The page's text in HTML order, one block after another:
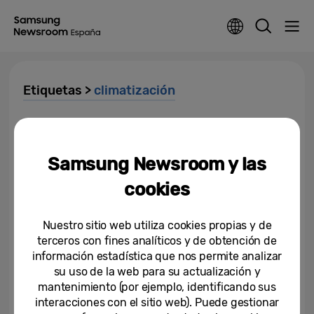
Etiquetas > climatización
acondicionado Wind-FreeTM
31-03-2017
acondicionado Wind-FreeTM en
CES 2017
Samsung lleva a Hostelco 2016
sus soluciones especializadas
Samsung Newsroom y las
cookies
Nuestro sitio web utiliza cookies propias y de
terceros con fines analíticos y de obtención de
información estadística que nos permite analizar
su uso de la web para su actualización y
mantenimiento (por ejemplo, identificando sus
interacciones con el sitio web). Puede gestionar